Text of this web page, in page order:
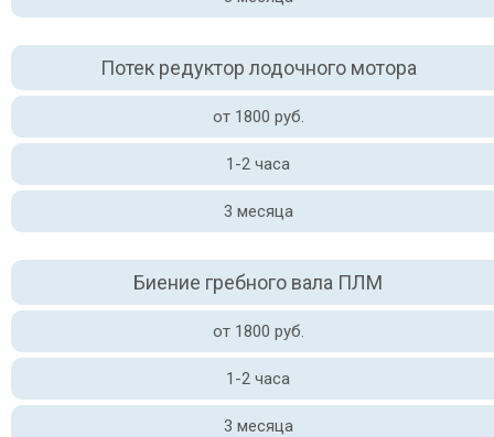
Потек редуктор лодочного мотора
от 1800 руб.
1-2 часа
3 месяца
Биение гребного вала ПЛМ
от 1800 руб.
1-2 часа
3 месяца